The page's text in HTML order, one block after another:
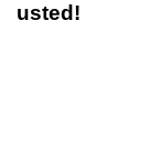
usted!